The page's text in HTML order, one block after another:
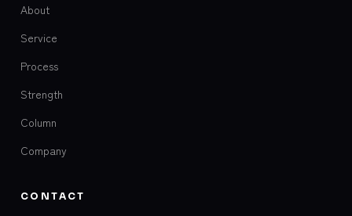
About
Service
Process
Strength
Column
Company
CONTACT